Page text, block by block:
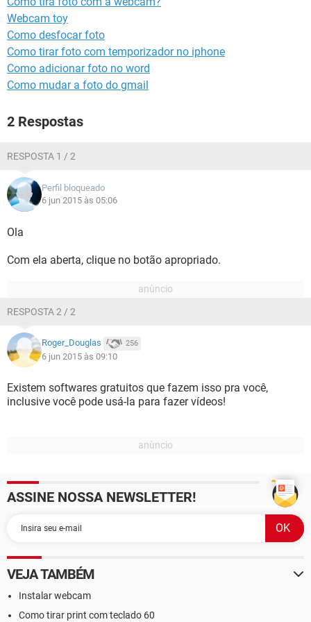
GUIA DE COMPRAS
Webcam toy
Como desfocar foto
Como tirar foto com temporizador no iphone
Como adicionar foto no word
Como mudar a foto do gmail
2 Respostas
RESPOSTA 1 / 2
Perfil bloqueado
6 jun 2015 às 05:06
Ola
Com ela aberta, clique no botão apropriado.
RESPOSTA 2 / 2
Roger_Douglas 256
6 jun 2015 às 09:10
Existem softwares gratuitos que fazem isso pra você,
inclusive você pode usá-la para fazer vídeos!
ASSINE NOSSA NEWSLETTER!
VEJA TAMBÉM
Instalar webcam
Como tirar print com teclado 60